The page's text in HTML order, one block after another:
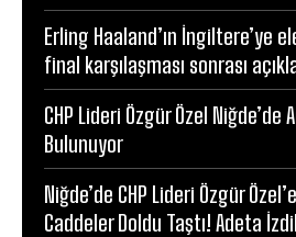
Erling Haaland’ın İngiltere’ye
final karşılaşması sonrası
CHP Lideri Özgür Özel Niğde’de
Bulunuyor
Niğde’de CHP Lideri Özgür
Caddeler Doldu Taştı! Adeta